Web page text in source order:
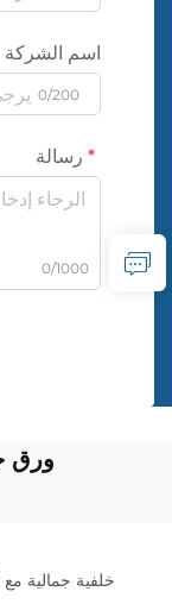
اسم الشركة
0/200
رسالة
0/1000
ورق
خلفية جمالية مع